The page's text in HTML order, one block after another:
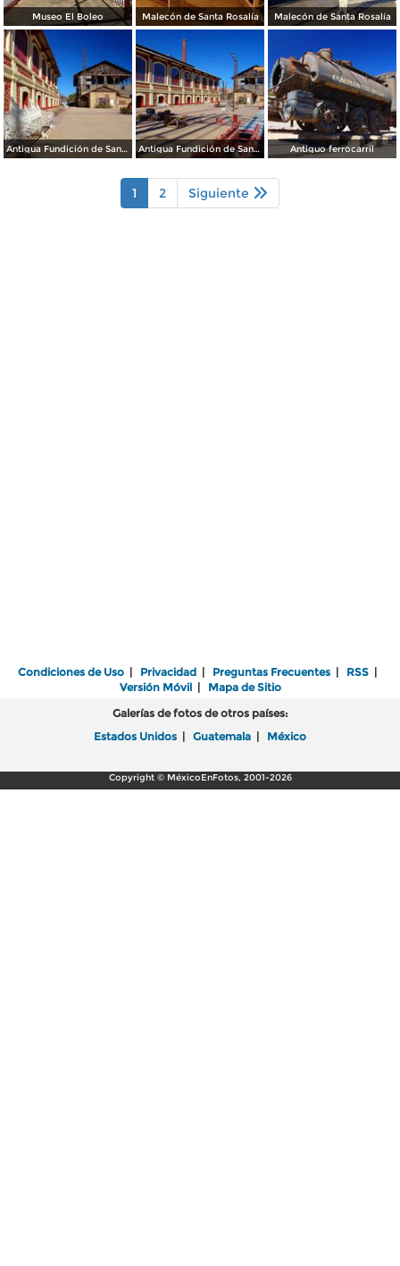
Museo El Boleo Malecón de Santa Rosalía Malecón de Santa Rosalía
Antigua Fundición de Santa Rosalía Antigua Fundición de Santa Rosalía Antiguo ferrocarril
1 2 Siguiente
Condiciones de Uso | Privacidad | Preguntas Frecuentes | RSS |
Versión Móvil| Mapa de Sitio
Galerías de fotos de otros países:
Estados Unidos | Guatemala | México
Copyright © MéxicoEnFotos, 2001-2026